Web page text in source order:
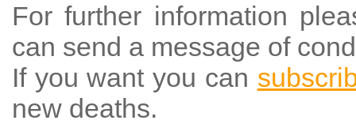
For further information
can send a message of
If you want you can
new deaths.